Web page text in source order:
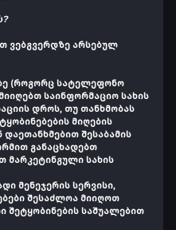
ვებგვერდზე არსებულ
(როგორც სატელეფონო
საინფორმაციო სახის
დროს, თუ თანხმობას
მიღების
დაეთანხმებით შესაბამის
განაცხადებთ
მარკეტინგული სახის
მენეჯერის სერვისი,
შესაძლოა მიიღოთ
შეტყობინების საშუალებით